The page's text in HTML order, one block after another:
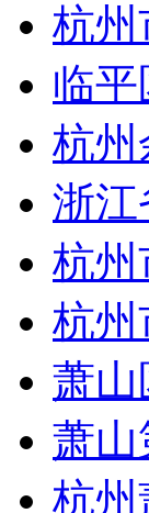
杭州
临
杭州
浙江
杭州
杭州
萧山
萧山
杭州